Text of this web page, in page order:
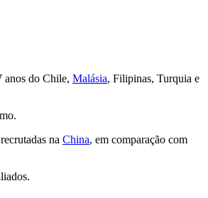
anos do Chile, Malásia, Filipinas, Turquia e
na China, em comparação com